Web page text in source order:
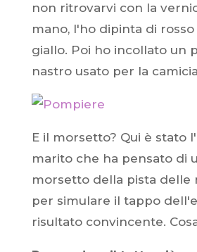
non ritrovarvi con la
mano, l'ho dipinta di
giallo. Poi ho incollato un
nastro usato per la
E il morsetto? Qui è stato
marito che ha pensato di
morsetto della pista delle
per simulare il tappo
risultato convincente.